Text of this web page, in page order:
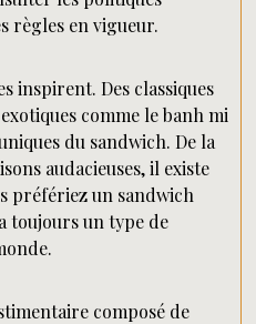
règles en vigueur.
inspirent. Des classiques
comme le banh mi
du sandwich. De la
audacieuses, il existe
préfériez un sandwich
toujours un type de
composé de